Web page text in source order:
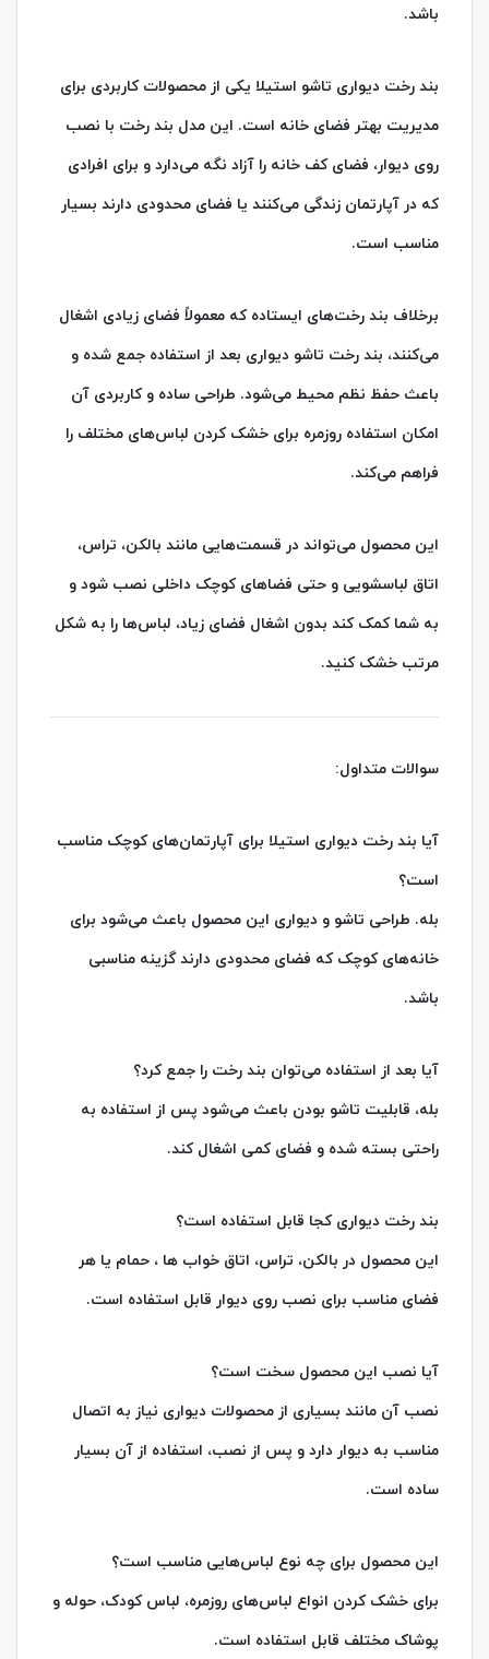
باشد.
بند رخت دیواری تاشو استیلا یکی از محصولات کاربردی برای
مدیریت بهتر فضای خانه است. این مدل بند رخت با نصب
روی دیوار، فضای کف خانه را آزاد نگه می‌دارد و برای افرادی
که در آپارتمان زندگی می‌کنند یا فضای محدودی دارند بسیار
مناسب است.
برخلاف بند رخت‌های ایستاده که معمولاً فضای زیادی اشغال
می‌کنند، بند رخت تاشو دیواری بعد از استفاده جمع شده و
باعث حفظ نظم محیط می‌شود. طراحی ساده و کاربردی آن
امکان استفاده روزمره برای خشک کردن لباس‌های مختلف را
فراهم می‌کند.
این محصول می‌تواند در قسمت‌هایی مانند بالکن، تراس،
اتاق لباسشویی و حتی فضاهای کوچک داخلی نصب شود و
به شما کمک کند بدون اشغال فضای زیاد، لباس‌ها را به شکل
مرتب خشک کنید.
سوالات متداول:
آیا بند رخت دیواری استیلا برای آپارتمان‌های کوچک مناسب
است؟
بله. طراحی تاشو و دیواری این محصول باعث می‌شود برای
خانه‌های کوچک که فضای محدودی دارند گزینه مناسبی
باشد.
آیا بعد از استفاده می‌توان بند رخت را جمع کرد؟
بله، قابلیت تاشو بودن باعث می‌شود پس از استفاده به
راحتی بسته شده و فضای کمی اشغال کند.
بند رخت دیواری کجا قابل استفاده است؟
این محصول در بالکن، تراس، اتاق خواب ها ، حمام یا هر
فضای مناسب برای نصب روی دیوار قابل استفاده است.
آیا نصب این محصول سخت است؟
نصب آن مانند بسیاری از محصولات دیواری نیاز به اتصال
مناسب به دیوار دارد و پس از نصب، استفاده از آن بسیار
ساده است.
این محصول برای چه نوع لباس‌هایی مناسب است؟
برای خشک کردن انواع لباس‌های روزمره، لباس کودک، حوله و
پوشاک مختلف قابل استفاده است.